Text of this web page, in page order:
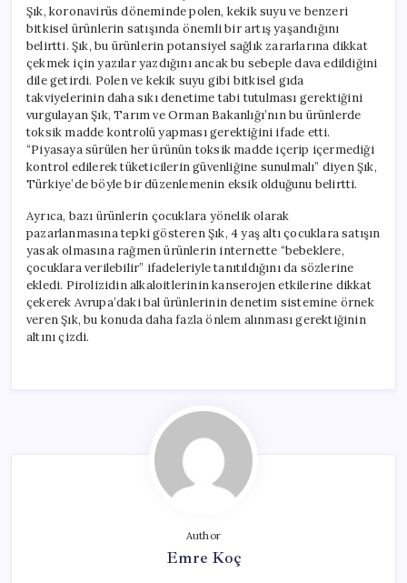
Şık, koronavirüs döneminde polen, kekik suyu ve benzeri
bitkisel ürünlerin satışında önemli bir artış yaşandığını
belirtti. Şık, bu ürünlerin potansiyel sağlık zararlarına dikkat
çekmek için yazılar yazdığını ancak bu sebeple dava edildiğini
dile getirdi. Polen ve kekik suyu gibi bitkisel gıda
takviyelerinin daha sıkı denetime tabi tutulması gerektiğini
vurgulayan Şık, Tarım ve Orman Bakanlığı’nın bu ürünlerde
toksik madde kontrolü yapması gerektiğini ifade etti.
“Piyasaya sürülen her ürünün toksik madde içerip içermediği
kontrol edilerek tüketicilerin güvenliğine sunulmalı” diyen Şık,
Türkiye’de böyle bir düzenlemenin eksik olduğunu belirtti.
Ayrıca, bazı ürünlerin çocuklara yönelik olarak
pazarlanmasına tepki gösteren Şık, 4 yaş altı çocuklara satışın
yasak olmasına rağmen ürünlerin internette “bebeklere,
çocuklara verilebilir” ifadeleriyle tanıtıldığını da sözlerine
ekledi. Pirolizidin alkaloitlerinin kanserojen etkilerine dikkat
çekerek Avrupa’daki bal ürünlerinin denetim sistemine örnek
veren Şık, bu konuda daha fazla önlem alınması gerektiğinin
altını çizdi.
Author
Emre Koç